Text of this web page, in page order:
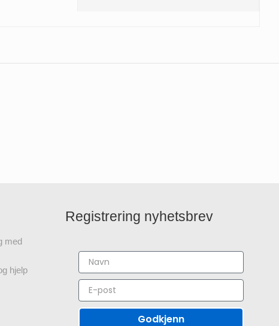
med
hjelp
Registrering nyhetsbrev
Godkjenn